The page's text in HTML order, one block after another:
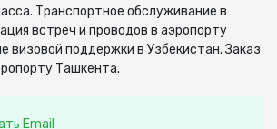
Транспортное обслуживание в
встреч и проводов в аэропорту
визовой поддержки в Узбекистан. Заказ
Ташкента.
Email